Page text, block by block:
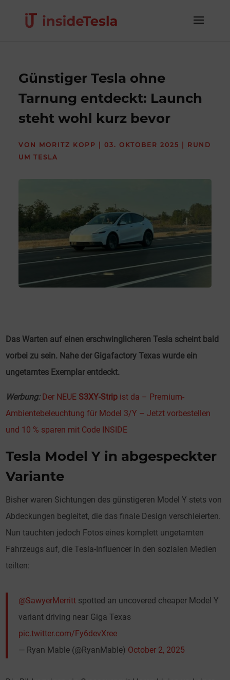
Günstiger Tesla ohne
Tarnung entdeckt: Launch
steht wohl kurz bevor
VON MORITZ KOPP |03. OKTOBER 2025
RUND
UM TESLA
Das Warten auf einen erschwinglicheren Tesla scheint bald
vorbei zu sein. Nahe der Gigafactory Texas wurde ein
ungetarntes Exemplar entdeckt.
Werbung: Der NEU E S3XY-Strip ist da – Premium-
Ambientebeleuchtung für Model 3/Y – Jetzt vorbestellen
und 10 % sparen mit Code INSIDE
Tesla Model Y in abgespeckter
Variante
Bisher waren Sichtungen des günstigeren Model Y stets von
Abdeckungen begleitet, die das finale Design verschleierten.
Nun tauchten jedoch Fotos eines komplett ungetarnten
Fahrzeugs auf, die Tesla-Influencer in den sozialen Medien
teilten:
@SawyerMerritt spotted an uncovered cheaper Model Y
variant driving near Giga Texas
pic.twitter.com/Fy6devXree
— Ryan Mable (@RyanMable) October 2, 2025